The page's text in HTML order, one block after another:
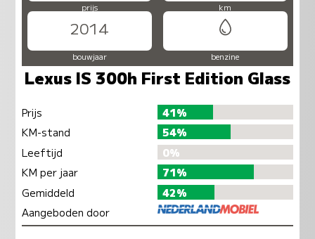
prijs km
2014
bouwjaar benzine
Lexus IS 300h First Edition Glass
Prijs
41%
KM-stand
54%
Leeftijd
0%
KM per jaar
71%
Gemiddeld
42%
Aangeboden door